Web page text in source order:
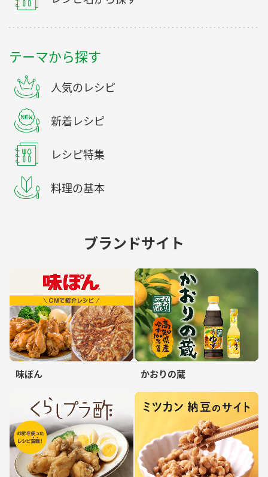
テーマから探す
人気のレシピ
新着レシピ
レシピ特集
料理の基本
ブランドサイト
味ぽん かおりの蔵